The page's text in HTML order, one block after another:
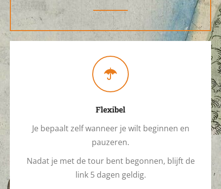
Flexibel
Je bepaalt zelf wanneer je wilt beginnen en
pauzeren.
Nadat je met de tour bent begonnen, blijft de
link 5 dagen geldig.